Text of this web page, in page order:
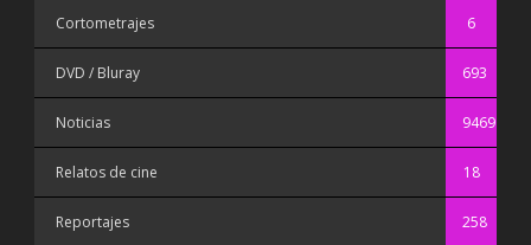
Cortometrajes 6
DVD / Bluray 693
Noticias 9469
Relatos de cine 18
Reportajes 258